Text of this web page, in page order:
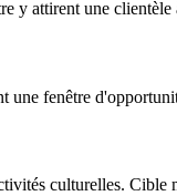
y attirent une
fenêtre
culturelles.